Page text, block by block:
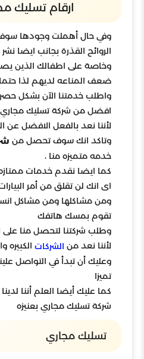
ارقام تسليك
وفي حال أهملت وجودها سوف
الروائح القذرة بجانب ايضا
وخاصة على اطفالك الذين
ضعف المناعه لديهم لذا حتما
واطلب خدمتنا الآن بشكل
افضل من شركة تسليك مجاري
لأننا نعد بالفعل الافضل عن
وتاكد انك سوف تحصل من
خدمه متميزه منا ،
كما ايضا نقدم خدمات
اى انك لن تقلق من أمر
ومن مشاكلها ومن مشاكل
تقوم بمسك هاتفك
وطلب شركتنا لتحصل منا على
لأننا نعد من الشركات
وعليك أن تبدأ في التواصل علينا
تميزا
كما عليك أيضا العلم أننا
شركة تسليك مجاري بعنيزه
تسليك مجاري